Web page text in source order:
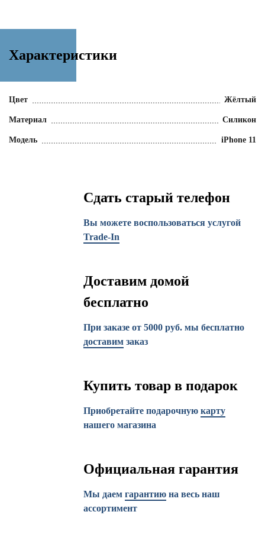
Характеристики
Цвет Жёлтый
Материал Силикон
Модель iPhone 11
Сдать старый телефон
Вы можете воспользоваться услугой
Trade-In
Доставим домой
бесплатно
При заказе от 5000 руб. мы бесплатно
доставим заказ
Купить товар в подарок
Приобретайте подарочную карту
нашего магазина
Официальная гарантия
Мы даем гарантию на весь наш
ассортимент